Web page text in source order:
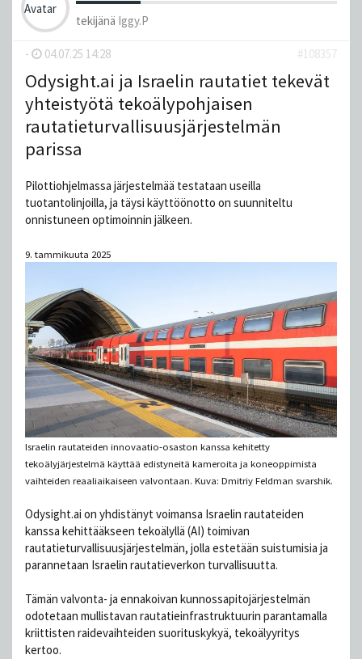
tekijänä Iggy.P
- 04.07.25 14:28 #108357
Odysight.ai ja Israelin rautatiet tekevät
yhteistyötä tekoälypohjaisen
rautatieturvallisuusjärjestelmän
parissa
Pilottiohjelmassa järjestelmää testataan useilla
tuotantolinjoilla, ja täysi käyttöönotto on suunniteltu
onnistuneen optimoinnin jälkeen.
9. tammikuuta 2025
Israelin rautateiden innovaatio-osaston kanssa kehitetty
tekoälyjärjestelmä käyttää edistyneitä kameroita ja koneoppimista
vaihteiden reaaliaikaiseen valvontaan. Kuva: Dmitriy Feldman svarshik.
Odysight.ai on yhdistänyt voimansa Israelin rautateiden
kanssa kehittääkseen tekoälyllä (AI) toimivan
rautatieturvallisuusjärjestelmän, jolla estetään suistumisia ja
parannetaan Israelin rautatieverkon turvallisuutta.
Tämän valvonta- ja ennakoivan kunnossapitojärjestelmän
odotetaan mullistavan rautatieinfrastruktuurin parantamalla
kriittisten raidevaihteiden suorituskykyä, tekoälyyritys
kertoo.